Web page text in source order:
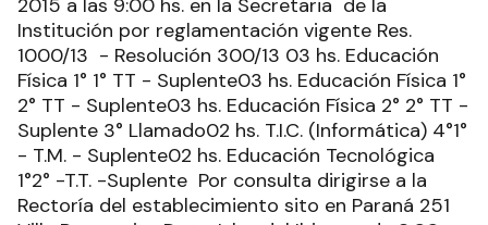
2015 a las 9:00 hs. en la Secretaria de la
Institución por reglamentación vigente Res.
1000/13 - Resolución 300/13 03 hs. Educación
Física 1° 1° TT - Suplente03 hs. Educación Física 1°
2° TT - Suplente03 hs. Educación Física 2° 2° TT -
Suplente 3° Llamado02 hs. T.I.C. (Informática) 4°1°
- T.M. - Suplente02 hs. Educación Tecnológica
1°2° -T.T. -Suplente Por consulta dirigirse a la
Rectoría del establecimiento sito en Paraná 251